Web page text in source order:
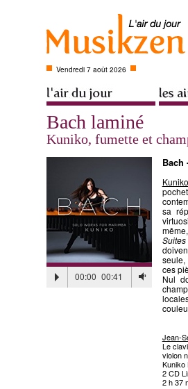
Vendredi 7 août 2026
Bach laminé
Kuniko, fumette et
00:00 00:41
Bach
sa
Suites
seule,
ces
Nul
Jean-
Le
violon
Kuniko
2 CD
2 h 37